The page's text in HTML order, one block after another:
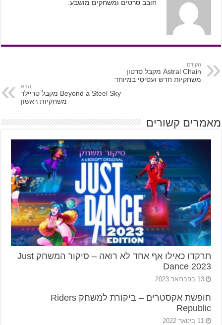
חובב סרטים ומשחקים מושבע.
הקודם
Astral Chain מקבל סרטון
משחקיות חדש ועסיסי במיוחד
הבא
Beyond a Steel Sky מקבל טריילר
משחקיות ראשון
מאמרים קשורים
תרקדו כאילו אף אחד לא רואה – סיקור המשחק Just
Dance 2023
13 בפברואר 2023
חופשת אקסטרים – ביקורת למשחק Riders
Republic
11 בינואר 2022